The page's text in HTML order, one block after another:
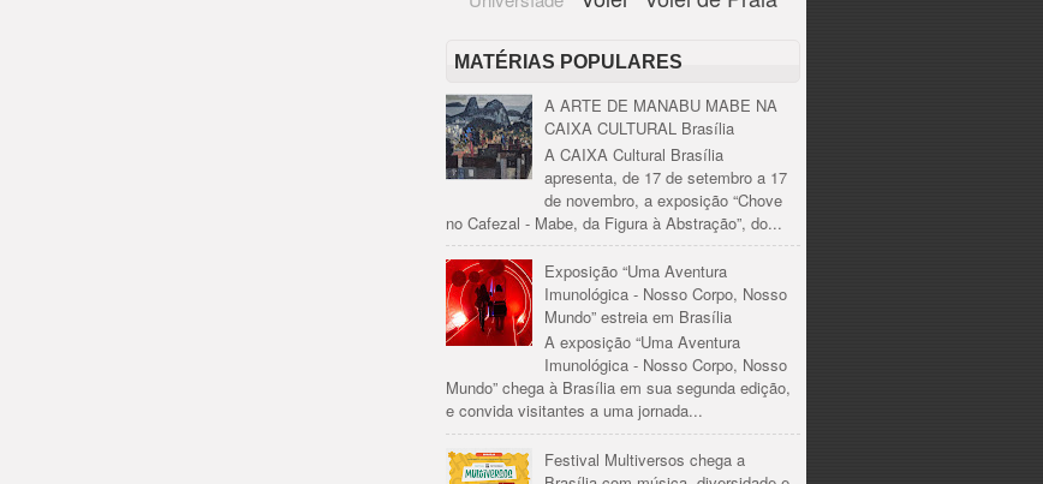
MATÉRIAS POPULARES
A ARTE DE MANABU MABE NA
CAIXA CULTURAL Brasília
A CAIXA Cultural Brasília
apresenta, de 17 de setembro a 17
de novembro, a exposição “Chove
no Cafezal - Mabe, da Figura à Abstração”, do...
Exposição “Uma Aventura
Imunológica - Nosso Corpo, Nosso
Mundo” estreia em Brasília
A exposição “Uma Aventura
Imunológica - Nosso Corpo, Nosso
Mundo” chega à Brasília em sua segunda edição,
e convida visitantes a uma jornada...
Festival Multiversos chega a